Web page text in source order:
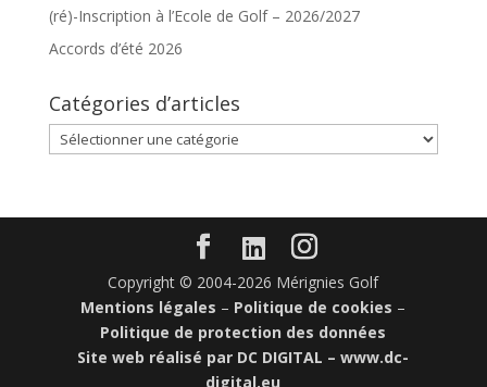
(ré)-Inscription à l’Ecole de Golf – 2026/2027
Accords d’été 2026
Catégories d’articles
Catégories
d’articles
Copyright © 2004-2026 Mérignies Golf
Mentions légales – Politique de cookies –
Politique de protection des données
Site web réalisé par DC DIGITAL –www.dc-
digital.eu